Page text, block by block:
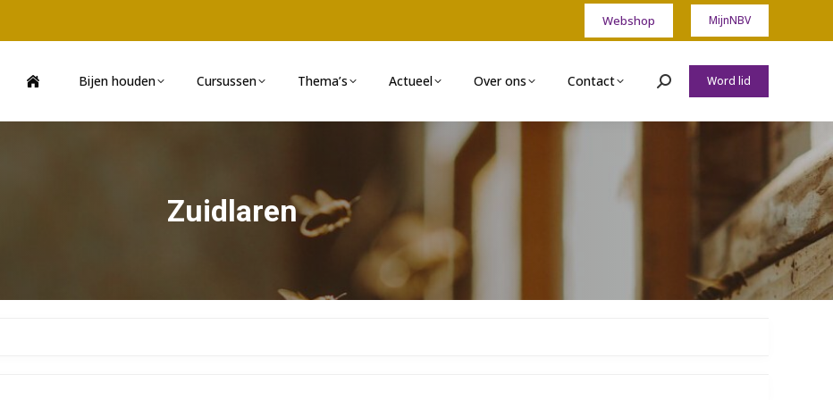
Webshop MijnNBV
Bijen houden Cursussen Thema’s Actueel Over ons Contact Zoeken:Word lid
Zuidlaren